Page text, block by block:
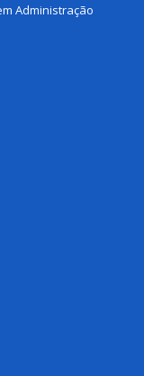
Administração